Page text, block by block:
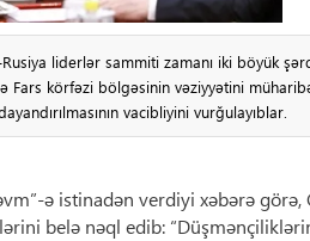
liderlər sammiti zamanı iki böyük
Fars körfəzi bölgəsinin vəziyyətini
vacibliyini vurğulayıblar.
ə istinadən verdiyi xəbərə
belə nəql edib: